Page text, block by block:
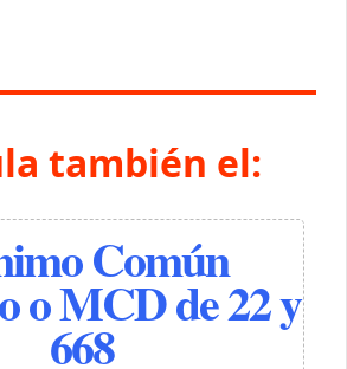
también el:
Común
o MCD de 22 y
668